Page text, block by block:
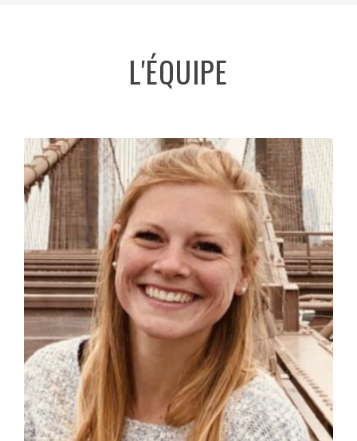
L'ÉQUIPE
GAELLE
Gaëlle Gillot
Detail